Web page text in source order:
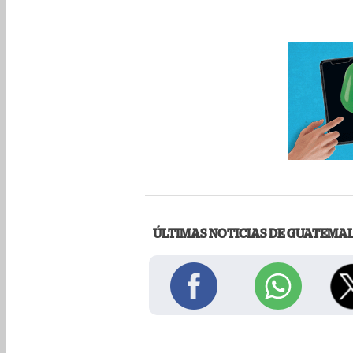
ÚLTIMAS NOTICIAS DE